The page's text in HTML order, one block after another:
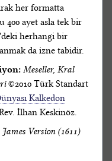
her formatta
400 ayet asla tek bir
herhangi bir
da izne tabidir.
Meseller, Kral
©2010 Türk Standart
Kalkedon
İlhan Keskinöz.
Version (1611)